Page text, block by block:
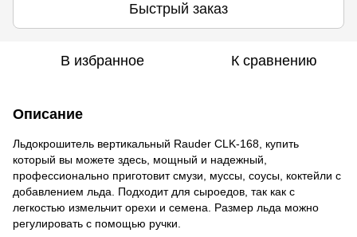
Быстрый заказ
В избранное К сравнению
Описание
Льдокрошитель вертикальный Rauder CLK-168, купить
который вы можете здесь, мощный и надежный,
профессионально приготовит смузи, муссы, соусы, коктейли с
добавлением льда. Подходит для сыроедов, так как с
легкостью измельчит орехи и семена. Размер льда можно
регулировать с помощью ручки.